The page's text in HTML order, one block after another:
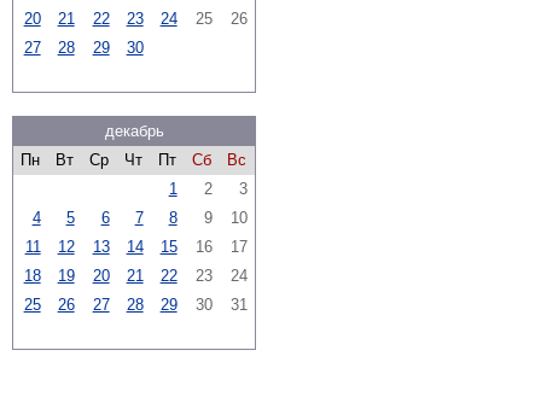
20
21 22 23 24 25
26
27
28 29 30
декабрь
Пн
Вт Ср Чт Пт Сб
Вс
1
2
3
4
5 6 7 8 9
10
11
12 13 14 15 16
17
18
19 20 21 22 23
24
25
26 27 28 29 30 31